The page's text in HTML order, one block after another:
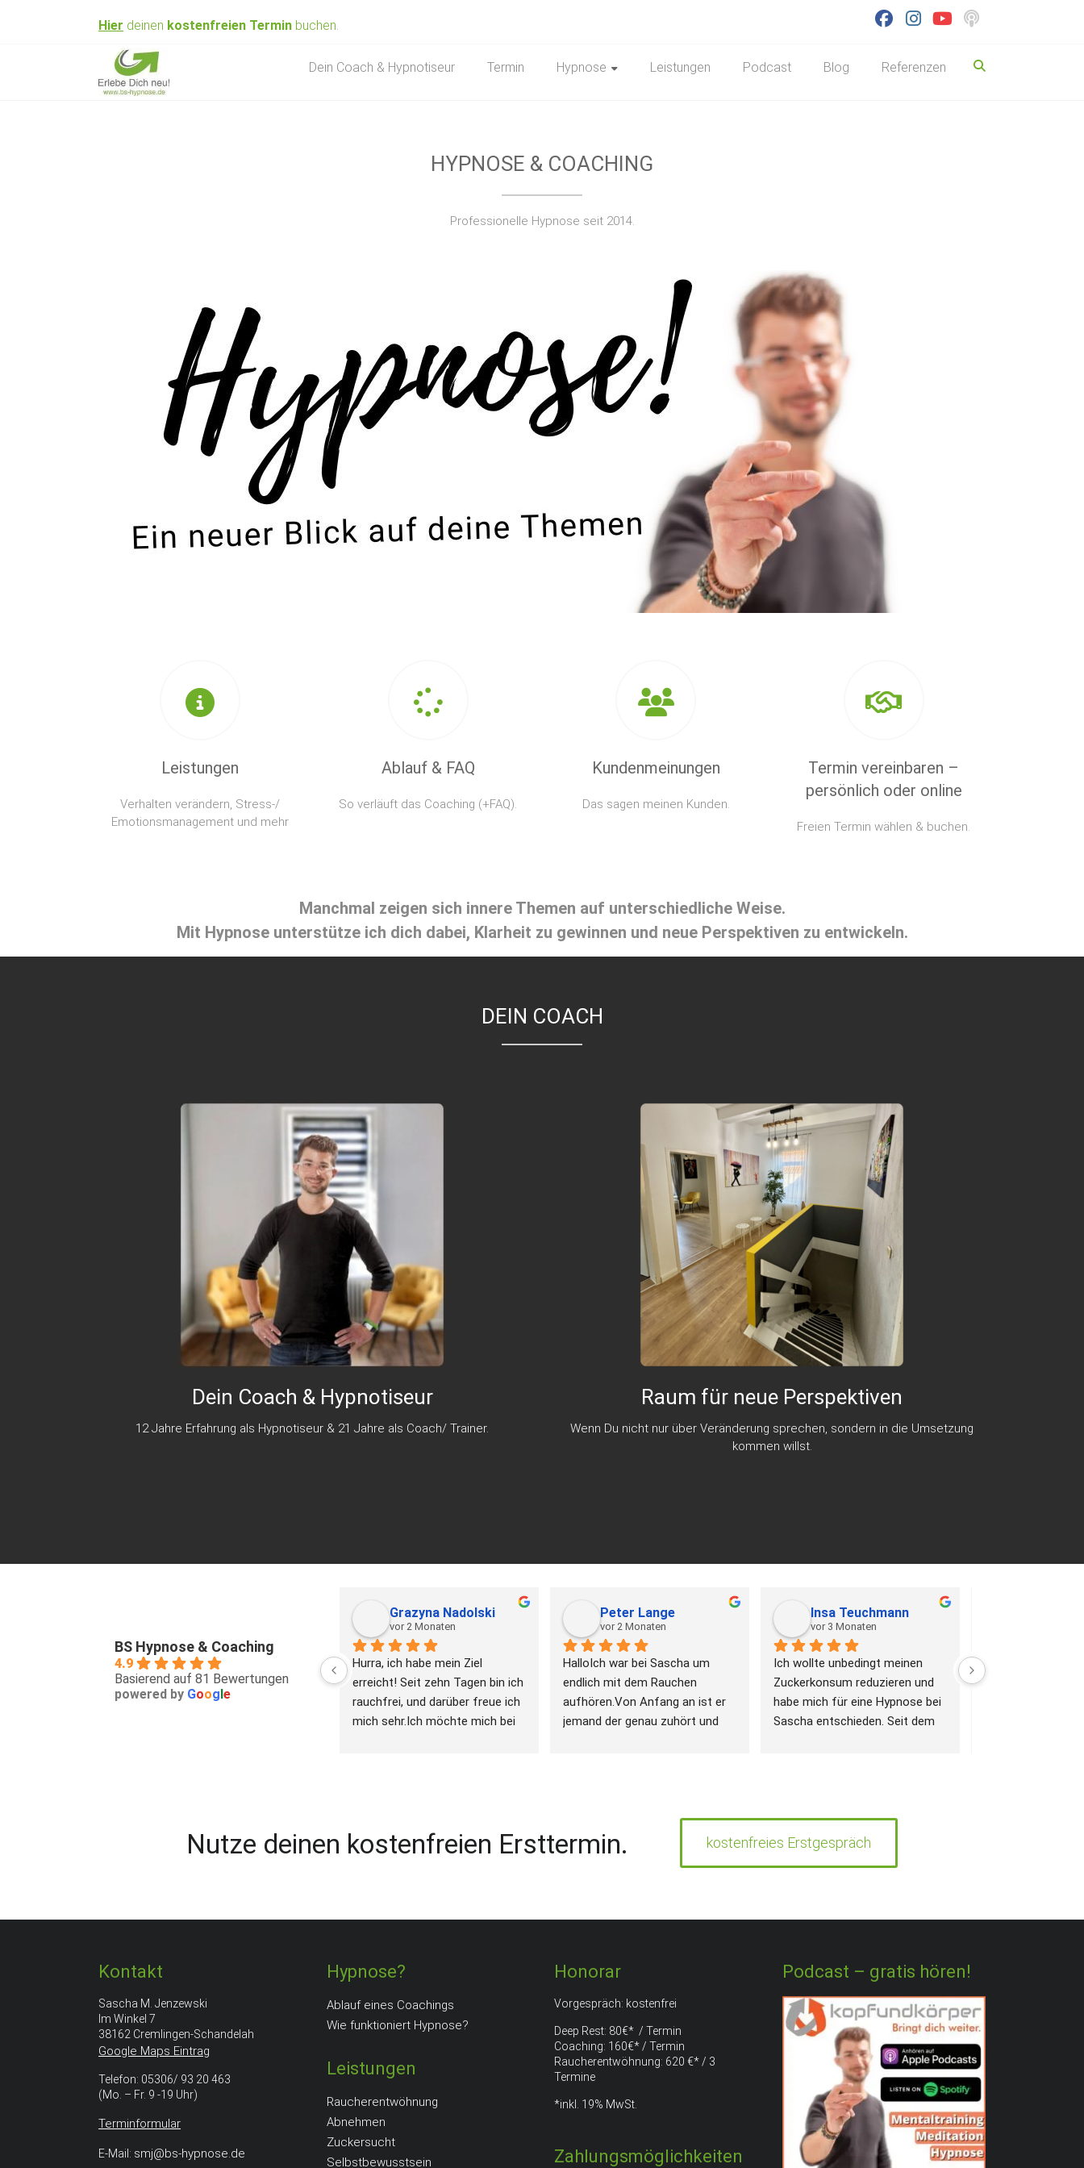
Hier deinen kostenfreien Termin buchen.
BS
Hypnose
Hypnose nahe
Braunschweig
Dein Coach & Hypnotiseur Termin Hypnose Leistungen Podcast Blog Referenzen
HYPNOSE & COACHING
Professionelle Hypnose seit 2014.
Leistungen
Verhalten verändern, Stress-/
Emotionsmanagement und mehr
Ablauf & FAQ
So verläuft das Coaching (+FAQ).
Kundenmeinungen
Das sagen meinen Kunden.
Termin vereinbaren –
persönlich oder online
Freien Termin wählen & buchen.
Manchmal zeigen sich innere Themen auf unterschiedliche Weise.
Mit Hypnose unterstütze ich dich dabei, Klarheit zu gewinnen und neue Perspektiven zu entwickeln.
DEIN COACH
Dein Coach & Hypnotiseur
12 Jahre Erfahrung als Hypnotiseur & 21 Jahre als Coach/ Trainer.
Raum für neue Perspektiven
Wenn Du nicht nur über Veränderung sprechen, sondern in die Umsetzung
kommen willst.
BS Hypnose & Coaching
4.9
Basierend auf 81 Bewertungen
powered by Goog e
Grazyna Nadolski
vor 2 Monaten
Hurra, ich habe mein Ziel
erreicht! Seit zehn Tagen bin ich
rauchfrei, und darüber freue ich
mich sehr.Ich möchte mich bei
Peter Lange
vor 2 Monaten
HalloIch war bei Sascha um
endlich mit dem Rauchen
aufhören.Von Anfang an ist er
jemand der genau zuhört und
Insa Teuchmann
vor 3 Monaten
Ich wollte unbedingt meinen
Zuckerkonsum reduzieren und
habe mich für eine Hypnose bei
Sascha entschieden. Seit dem
Meine Frau ist
Nutze deinen kostenfreien Ersttermin. kostenfreies Erstgespräch
Kontakt
Sascha M. Jenzewski
Im Winkel 7
38162 Cremlingen-Schandelah
Google Maps Eintrag
Telefon: 05306/ 93 20 463
(Mo. – Fr. 9 -19 Uhr)
Terminformular
E-Mail: smj@bs-hypnose.de
Hypnose?
Ablauf eines Coachings
Wie funktioniert Hypnose?
Leistungen
Raucherentwöhnung
Abnehmen
Zuckersucht
Selbstbewusstsein
Honorar
Vorgespräch: kostenfrei
Deep Rest: 80€* / Termin
Coaching: 160€* / Termin
Raucherentwöhnung: 620 €* / 3
Termine
*inkl. 19% MwSt.
Zahlungsmöglichkeiten
Podcast – gratis hören!